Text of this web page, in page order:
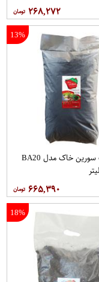
۲۶۸,۲۷۲
13%
خاک برگ سورین خاک مدل BA20
۶۶۵,۳۹۰
18%